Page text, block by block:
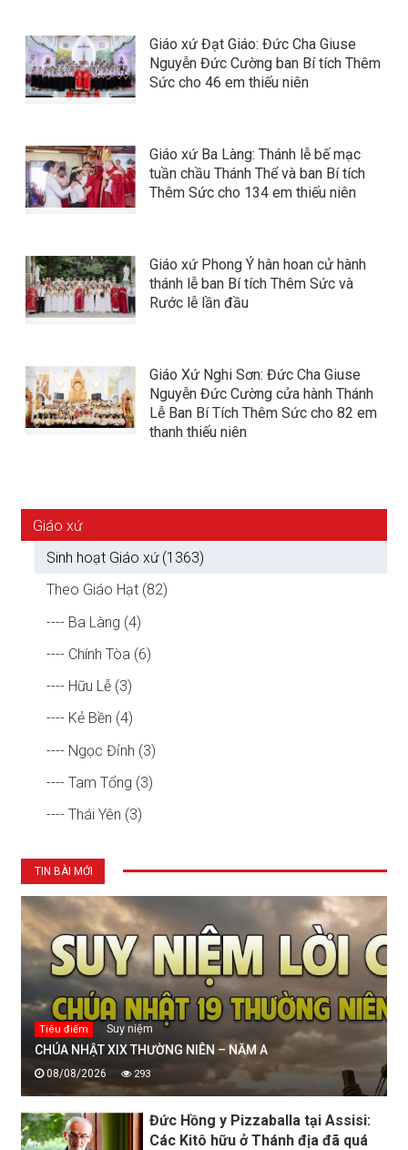
Giáo xứ Đạt Giáo: Đức Cha Giuse
Nguyễn Đức Cường ban Bí tích Thêm
Sức cho 46 em thiếu niên
Giáo xứ Ba Làng: Thánh lễ bế mạc
tuần chầu Thánh Thể và ban Bí tích
Thêm Sức cho 134 em thiếu niên
Giáo xứ Phong Ý hân hoan cử hành
thánh lễ ban Bí tích Thêm Sức và
Rước lễ lần đầu
Giáo Xứ Nghi Sơn: Đức Cha Giuse
Nguyễn Đức Cường cửa hành Thánh
Lễ Ban Bí Tích Thêm Sức cho 82 em
thanh thiếu niên
Giáo xứ
Sinh hoạt Giáo xứ (1363)
Theo Giáo Hạt (82)
---- Ba Làng (4)
---- Chính Tòa (6)
---- Hữu Lễ (3)
---- Kẻ Bền (4)
---- Ngọc Đỉnh (3)
---- Tam Tổng (3)
---- Thái Yên (3)
TIN BÀI MỚI
Tiêu điểm Suy niệm
CHÚA NHẬT XIX THƯỜNG NIÊN – NĂM A
08/08/2026 293
Đức Hồng y Pizzaballa tại Assisi:
Các Kitô hữu ở Thánh địa đã quá